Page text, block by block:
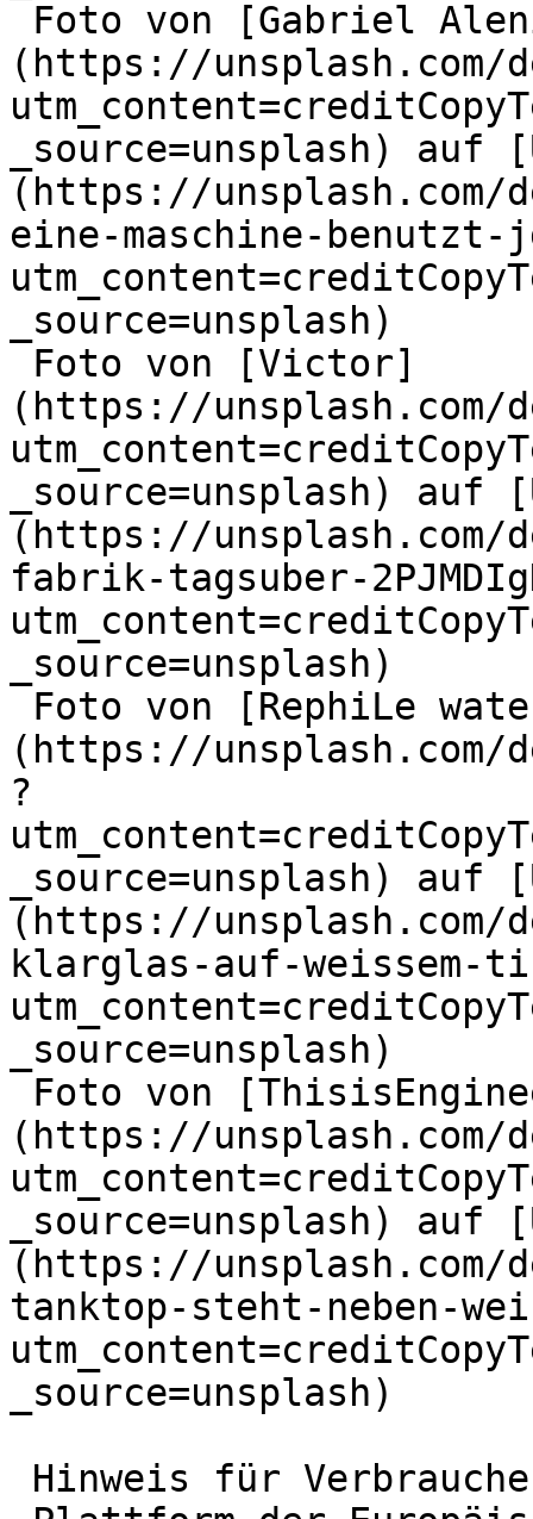
(https://unsplash.com/
_source=unsplash) auf
(https://unsplash.com/
eine-maschine-benutzt-
_source=unsplash)
(https://unsplash.com/
_source=unsplash) auf
(https://unsplash.com/
fabrik-tagsuber-
_source=unsplash)
(https://
?
_source=unsplash) auf
(https://unsplash.com/
klarglas-auf-weissem-
_source=unsplash)
(https://unsplash.com/
_source=unsplash) auf
(https://unsplash.com/
tanktop-steht-neben-
_source=unsplash)